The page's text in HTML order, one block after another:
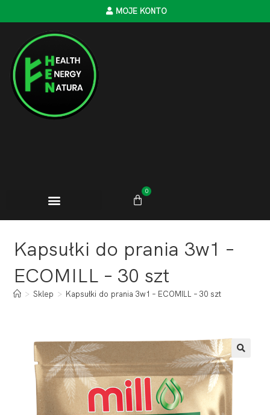
MOJE KONTO
0
Kapsułki do prania 3w1 –
ECOMILL – 30 szt
> Sklep > Kapsułki do prania 3w1 – ECOMILL – 30 szt